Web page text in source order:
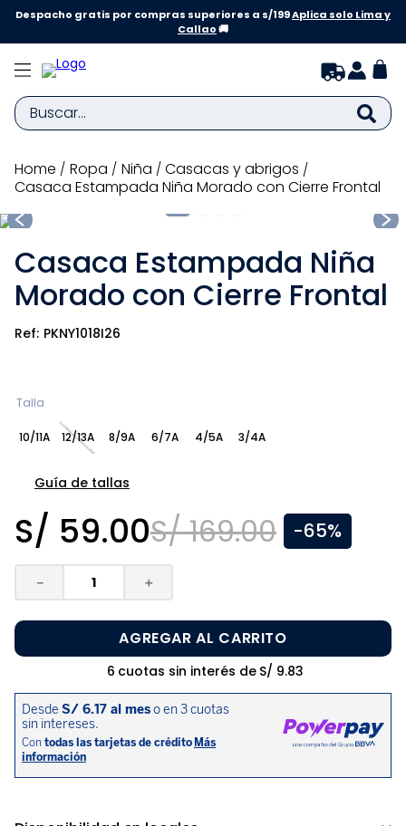
Despacho gratis por compras superiores a s/199Aplica solo Lima y
Callao🚚
Buscar...
ropa niña
casacas y abrigos
Casaca Estampada Niña Morado con Cierre Frontal
Casaca Estampada Niña
Morado con Cierre Frontal
PKNY1018I26
Talla
10/11A 12/13A 8/9A 6/7A 4/5A 3/4A
Guía de tallas
S/ 59.00S/ 169.00 -65%
＋
－
AGREGAR AL CARRITO
6 cuotas sin interés de S/ 9.83
TÉRMINOS MÁS BUSCADOS
1.
zapatillas niña
2.
3.
medias
4
sandalias
zapatos niña
disney